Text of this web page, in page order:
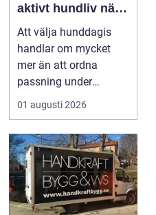
aktivt hundliv nära
stan
Att välja hunddagis
handlar om mycket
mer än att ordna
passning under
arbetsdagen. För
många hundäga...
01 augusti 2026